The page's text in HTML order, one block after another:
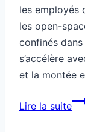
les employés
les open-
confinés
s’accélère
et la montée
Lire la suite